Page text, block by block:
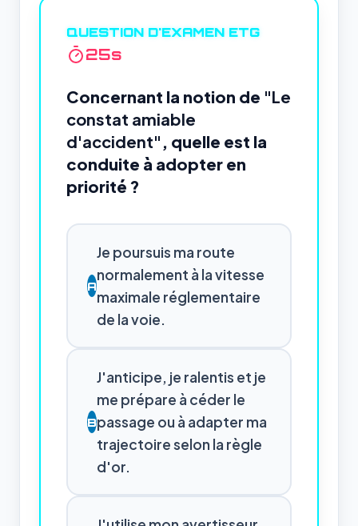
QUESTION D'EXAMEN ETG
24s
Concernant la notion de "Le
constat amiable
d'accident" , quelle est la
conduite à adopter en
priorité ?
A
Je poursuis ma route
normalement à la vitesse
maximale réglementaire
de la voie.
B
J'anticipe, je ralentis et je
me prépare à céder le
passage ou à adapter ma
trajectoire selon la règle
d'or.